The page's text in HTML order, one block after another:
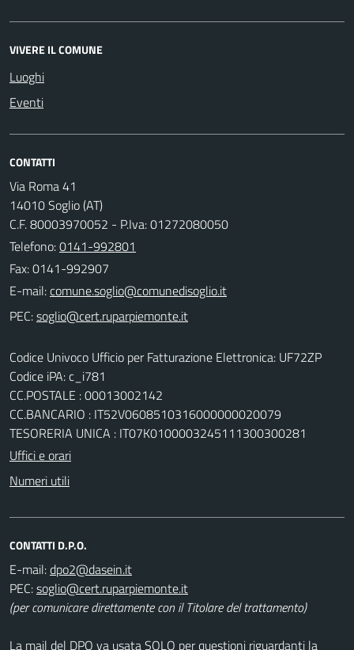
VIVERE IL COMUNE
Luoghi
Eventi
CONTATTI
Via Roma 41
14010 Soglio (AT)
C.F. 80003970052 - P.Iva: 01272080050
Telefono:0141-992801
Fax: 0141-992907
E-mail:
PEC:
Codice Univoco Ufficio per Fatturazione Elettronica: UF72ZP
Codice iPA: c_i781
CC.POSTALE : 00013002142
CC.BANCARIO : IT52V0608510316000000020079
TESORERIA UNICA : IT07K0100003245111300300281
Uffici e orari
Numeri utili
CONTATTI D.P.O.
E-mail:
PEC:
(per comunicare direttamente con il Titolare del trattamento)
La mail del DPO va usata SOLO per questioni riguardanti la